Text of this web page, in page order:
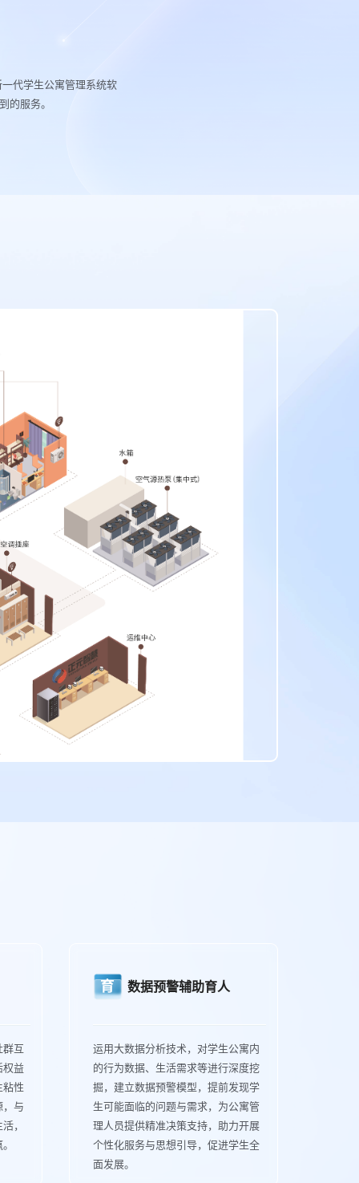
代学生公寓管理系统软
的服务。
群互
权益
粘性
，与
，
育 数据预警辅助育人
运用大数据分析技术，对学生公寓内
的行为数据、生活需求等进行深度挖
掘，建立数据预警模型，提前发现学
生可能面临的问题与需求，为公寓管
理人员提供精准决策支持，助力开展
个性化服务与思想引导，促进学生全
面发展。